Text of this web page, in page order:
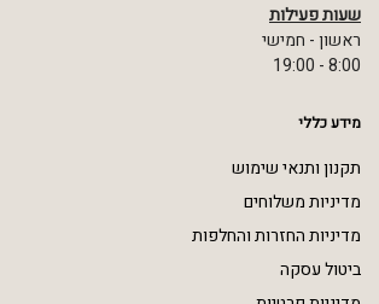
שעות פעילות
ראשון - חמישי
8:00 - 19:00
מידע כללי
תקנון ותנאי שימוש
מדיניות משלוחים
מדיניות החזרות והחלפות
ביטול עסקה